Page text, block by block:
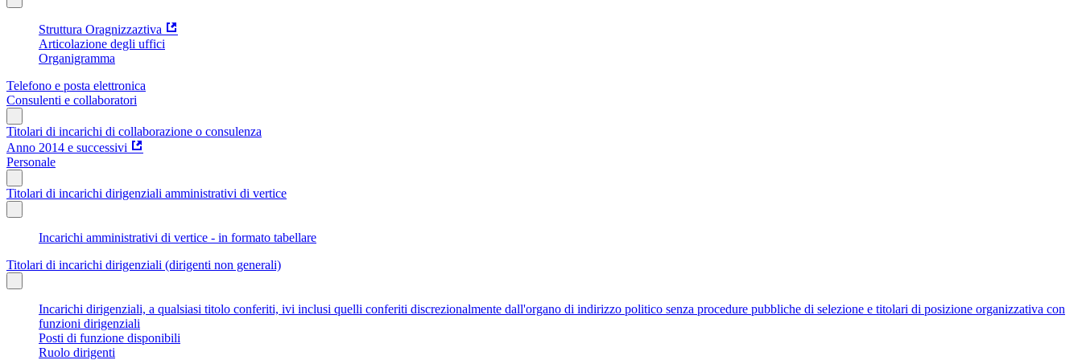
Struttura Oragnizzaztiva
Articolazione degli uffici
Organigramma
Telefono e posta elettronica
Consulenti e collaboratori
Titolari di incarichi di collaborazione o consulenza
Anno 2014 e successivi
Personale
Titolari di incarichi dirigenziali amministrativi di vertice
Incarichi amministrativi di vertice - in formato tabellare
Titolari di incarichi dirigenziali (dirigenti non generali)
Incarichi dirigenziali, a qualsiasi titolo conferiti, ivi inclusi quelli conferiti discrezionalmente dall'organo di indirizzo politico senza procedure pubbliche di selezione e titolari di posizione organizzativa con
funzioni dirigenziali
Posti di funzione disponibili
Ruolo dirigenti